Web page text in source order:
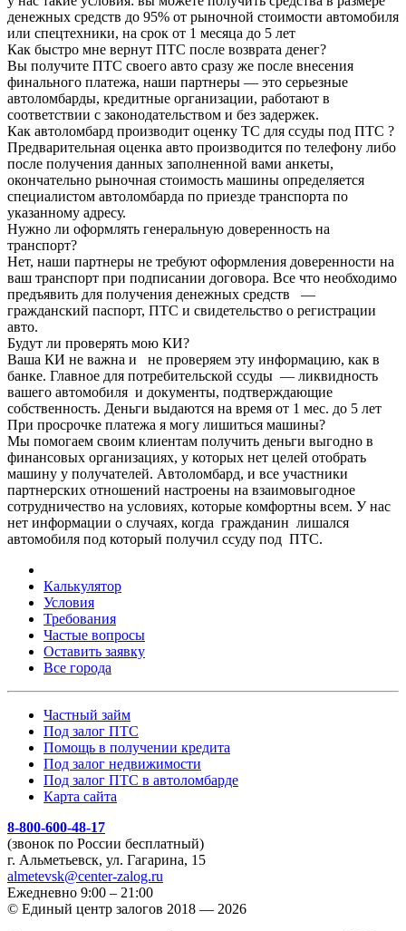
денежных средств до 95% от рыночной стоимости автомобиля
или спецтехники, на срок от 1 месяца до 5 лет
Как быстро мне вернут ПТС после возврата денег?
Вы получите ПТС своего авто сразу же после внесения
финального платежа, наши партнеры — это серьезные
автоломбарды, кредитные организации, работают в
соответствии с законодательством и без задержек.
Как автоломбард производит оценку ТС для ссуды под ПТС ?
Предварительная оценка авто производится по телефону либо
после получения данных заполненной вами анкеты,
окончательно рыночная стоимость машины определяется
специалистом автоломбарда по приезде транспорта по
указанному адресу.
Нужно ли оформлять генеральную доверенность на
транспорт?
Нет, наши партнеры не требуют оформления доверенности на
ваш транспорт при подписании договора. Все что необходимо
предъявить для получения денежных средств —
гражданский паспорт, ПТС и свидетельство о регистрации
авто.
Будут ли проверять мою КИ?
Ваша КИ не важна и не проверяем эту информацию, как в
банке. Главное для потребительской ссуды — ликвидность
вашего автомобиля и документы, подтверждающие
собственность. Деньги выдаются на время от 1 мес. до 5 лет
При просрочке платежа я могу лишиться машины?
Мы помогаем своим клиентам получить деньги выгодно в
финансовых организациях, у которых нет целей отобрать
машину у получателей. Автоломбард, и все участники
партнерских отношений настроены на взаимовыгодное
сотрудничество на условиях, которые комфортны всем. У нас
нет информации о случаях, когда гражданин лишался
автомобиля под который получил ссуду под ПТС.
Калькулятор
Условия
Требования
Частые вопросы
Оставить заявку
Все города
Частный займ
Под залог ПТС
Помощь в получении кредита
Под залог недвижимости
Под залог ПТС в автоломбарде
Карта сайта
8-800-600-48-17
(звонок по России бесплатный)
г. Альметьевск, ул. Гагарина, 15
almetevsk@center-zalog.ru
Ежедневно 9:00 – 21:00
© Единый центр залогов 2018 — 2026